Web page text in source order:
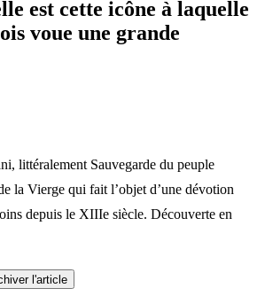
est cette icône à laquelle
voue une grande
littéralement Sauvegarde du peuple
la Vierge qui fait l’objet d’une dévotion
depuis le XIIIe siècle. Découverte en
l'article